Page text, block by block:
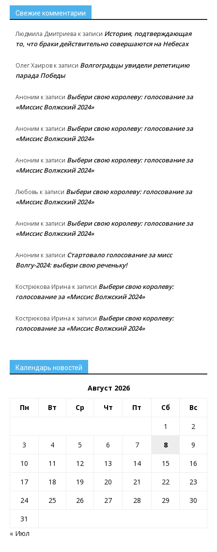
Свежие комментарии
Людмила Дмитриева к записи История, подтверждающая
то, что браки действительно совершаются на Небесах
Олег Хаиров к записи Волгоградцы увидели репетицию
парада Победы
Аноним к записи Выбери свою королеву: голосование за
«Миссис Волжский 2024»
Аноним к записи Выбери свою королеву: голосование за
«Миссис Волжский 2024»
Аноним к записи Выбери свою королеву: голосование за
«Миссис Волжский 2024»
Любовь к записи Выбери свою королеву: голосование за
«Миссис Волжский 2024»
Аноним к записи Выбери свою королеву: голосование за
«Миссис Волжский 2024»
Аноним к записи Стартовало голосование за мисс
Волгу-2024: выбери свою реченьку!
Кострюкова Ирина к записи Выбери свою королеву:
голосование за «Миссис Волжский 2024»
Кострюкова Ирина к записи Выбери свою королеву:
голосование за «Миссис Волжский 2024»
Календарь новостей
Август 2026
Пн Вт Ср Чт Пт Сб Вс
1
2
3
4 5 6 7 8
9
10
11 12 13 14 15
16
17
18 19 20 21 22
23
24
25 26 27 28 29
30
31
« Июл